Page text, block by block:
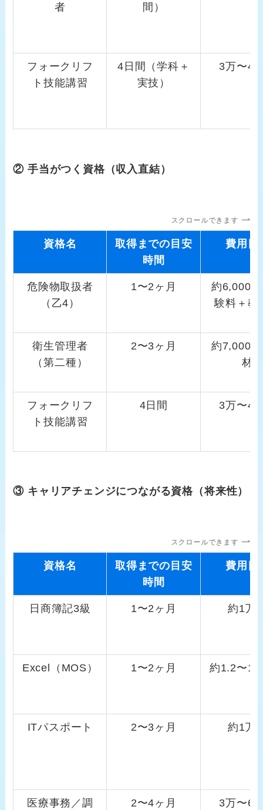
者 間）
フォークリフ
ト技能講習
4日間（学科＋
実技）
3万〜4
② 手当がつく資格（収入直結）
スクロールできます
資格名
取得までの目安
時間
費用目
危険物取扱者
（乙4）
1〜2ヶ月
約6,000
験料＋教
衛生管理者
（第二種）
2〜3ヶ月
約7,000
材
フォークリフ
ト技能講習
4日間 3万〜4
③ キャリアチェンジにつながる資格（将来性）
スクロールできます
資格名
取得までの目安
時間
費用目
日商簿記3級 1〜2ヶ月 約1万
Excel（MOS） 1〜2ヶ月 約1.2〜
ITパスポート 2〜3ヶ月 約1万
医療事務／調
2〜4ヶ月 3万〜6